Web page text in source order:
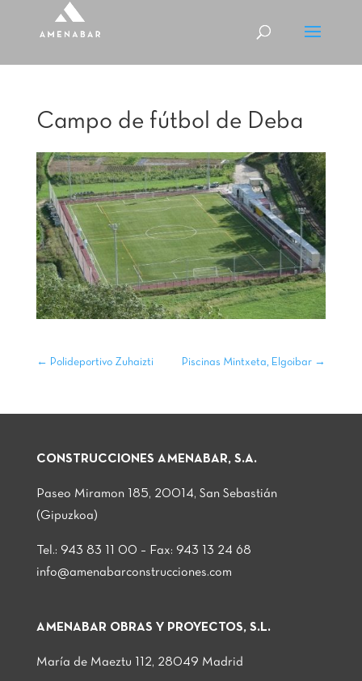
Campo de fútbol de Deba
← Polideportivo Zuhaizti Piscinas Mintxeta, Elgoibar →
CONSTRUCCIONES AMENABAR, S.A.
Paseo Miramon 185, 20014, San Sebastián
(Gipuzkoa)
Tel.: 943 83 11 00 – Fax: 943 13 24 68
info@amenabarconstrucciones.com
AMENABAR OBRAS Y PROYECTOS, S.L.
María de Maeztu 112, 28049 Madrid